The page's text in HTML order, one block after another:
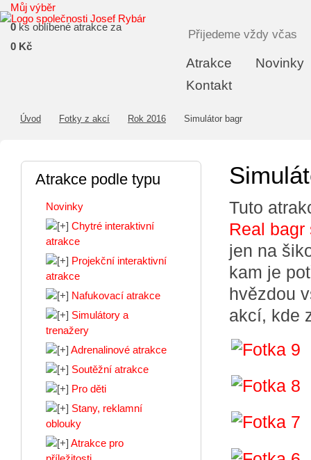
Atrakce
Novinky
Kontakt
Můj výběr
0 ks oblíbené atrakce za
0 Kč
Přijedeme vždy včas
Úvod Fotky z akcí Rok 2016 Simulátor bagr
Tuto
Real bagr
jen na
kam je
hvězdou
akcí, kde
Atrakce podle typu
Novinky
Chytré interaktivní
atrakce
Projekční interaktivní
atrakce
Nafukovací atrakce
Simulátory a
trenažery
Adrenalinové atrakce
Soutěžní atrakce
Pro děti
Stany, reklamní
oblouky
Atrakce pro